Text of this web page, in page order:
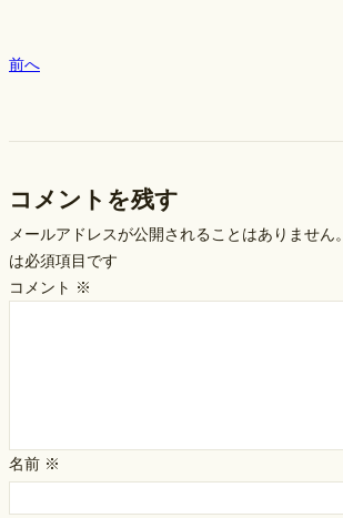
前へ
コメントを残す
メールアドレスが公開されることはありません。
は必須項目です
コメント ※
名前 ※